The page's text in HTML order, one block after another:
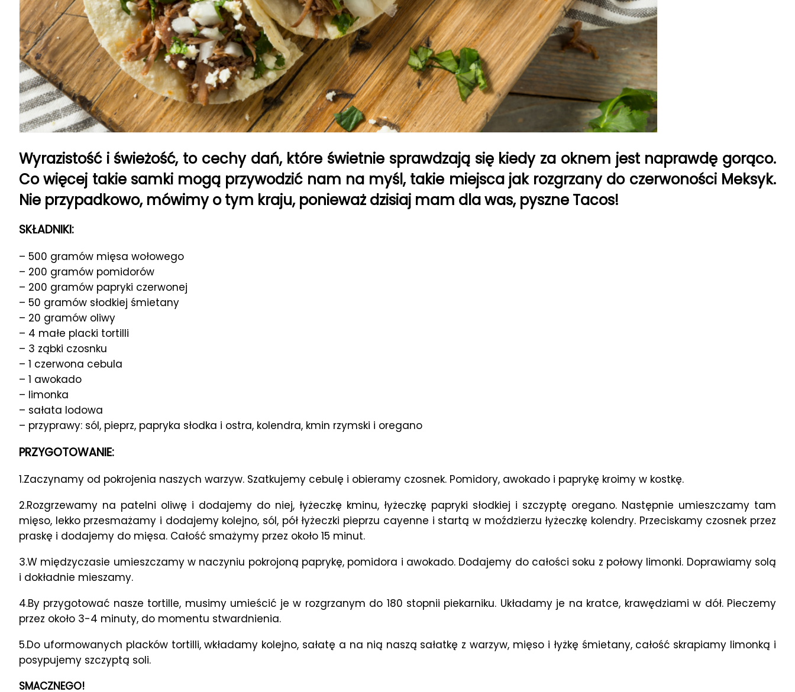
Wyrazistość i świeżość, to cechy dań, które świetnie sprawdzają się kiedy za oknem jest naprawdę gorąco.
Co więcej takie samki mogą przywodzić nam na myśl, takie miejsca jak rozgrzany do czerwoności Meksyk.
Nie przypadkowo, mówimy o tym kraju, ponieważ dzisiaj mam dla was, pyszne Tacos!
SKŁADNIKI:
– 500 gramów mięsa wołowego
– 200 gramów pomidorów
– 200 gramów papryki czerwonej
– 50 gramów słodkiej śmietany
– 20 gramów oliwy
– 4 małe placki tortilli
– 3 ząbki czosnku
– 1 czerwona cebula
– 1 awokado
– limonka
– sałata lodowa
– przyprawy: sól, pieprz, papryka słodka i ostra, kolendra, kmin rzymski i oregano
PRZYGOTOWANIE:
1.Zaczynamy od pokrojenia naszych warzyw. Szatkujemy cebulę i obieramy czosnek. Pomidory, awokado i paprykę kroimy w kostkę.
2.Rozgrzewamy na patelni oliwę i dodajemy do niej, łyżeczkę kminu, łyżeczkę papryki słodkiej i szczyptę oregano. Następnie umieszczamy tam
mięso, lekko przesmażamy i dodajemy kolejno, sól, pół łyżeczki pieprzu cayenne i startą w moździerzu łyżeczkę kolendry. Przeciskamy czosnek przez
praskę i dodajemy do mięsa. Całość smażymy przez około 15 minut.
3.W międzyczasie umieszczamy w naczyniu pokrojoną paprykę, pomidora i awokado. Dodajemy do całości soku z połowy limonki. Doprawiamy solą
i dokładnie mieszamy.
4.By przygotować nasze tortille, musimy umieścić je w rozgrzanym do 180 stopnii piekarniku. Układamy je na kratce, krawędziami w dół. Pieczemy
przez około 3-4 minuty, do momentu stwardnienia.
5.Do uformowanych placków tortilli, wkładamy kolejno, sałatę a na nią naszą sałatkę z warzyw, mięso i łyżkę śmietany, całość skrapiamy limonką i
posypujemy szczyptą soli.
SMACZNEGO!